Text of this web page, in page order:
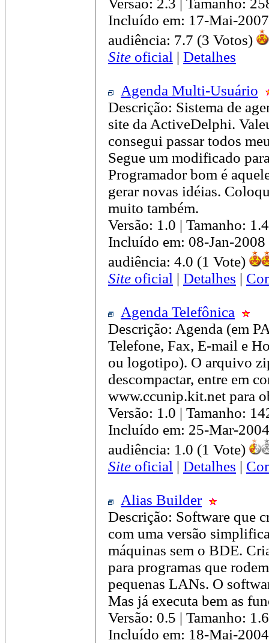
Versão: 2.3 | Tamanho:
Incluído em: 17-Mai-
audiência: 7.7 (3 Votos)
Site oficial | Detalhes
Agenda Multi-Usuário
Descrição: Sistema de
site da ActiveDelphi.
consegui passar todos
Segue um modificado
Programador bom é
gerar novas idéias.
muito também.
Versão: 1.0 | Tamanho:
Incluído em: 08-Jan-
audiência: 4.0 (1 Vote)
Site oficial | Detalhes |
Agenda Telefônica
Descrição: Agenda (em
Telefone, Fax, E-mail e
ou logotipo). O arquivo
descompactar, entre em
www.ccunip.kit.net para
Versão: 1.0 | Tamanho:
Incluído em: 25-Mar-
audiência: 1.0 (1 Vote)
Site oficial | Detalhes |
Alias Builder
Descrição: Software que
com uma versão
máquinas sem o BDE.
para programas que
pequenas LANs. O
Mas já executa bem as
Versão: 0.5 | Tamanho:
Incluído em: 18-Mai-